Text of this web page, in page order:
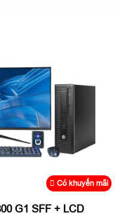
Có khuyến mãi
G1 SFF + LCD